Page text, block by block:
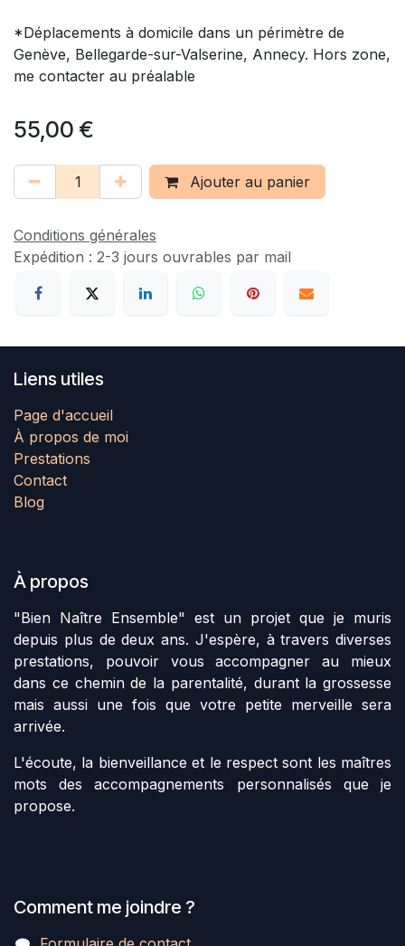
*Déplacements à domicile dans un périmètre de
Genève, Bellegarde-sur-Valserine, Annecy. Hors zone,
me contacter au préalable
55,00 €
Ajouter au panier
Conditions générales
Expédition : 2-3 jours ouvrables par mail
Liens utiles
Page d'accueil
À propos de moi
Prestations
Contact
Blog
À propos
"Bien Naître Ensemble" est un projet que je muris
depuis plus de deux ans. J'espère, à travers diverses
prestations, pouvoir vous accompagner au mieux
dans ce chemin de la parentalité, durant la grossesse
mais aussi une fois que votre petite merveille sera
arrivée.
L'écoute, la bienveillance et le respect sont les maîtres
mots des accompagnements personnalisés que je
propose.
Comment me joindre ?